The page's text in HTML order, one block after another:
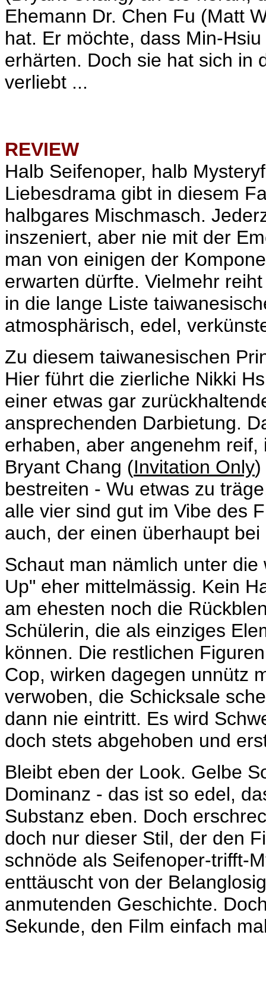
Ehemann Dr. Chen Fu (Matt
hat. Er möchte, dass Min-
erhärten. Doch sie hat sich in
verliebt ...
REVIEW
Halb Seifenoper, halb
Liebesdrama gibt in diesem
halbgares Mischmasch.
inszeniert, aber nie mit der
man von einigen der
erwarten dürfte. Vielmehr
in die lange Liste
atmosphärisch, edel,
Zu diesem taiwanesischen
Hier führt die zierliche Nikki
einer etwas gar
ansprechenden Darbietung.
erhaben, aber angenehm
Bryant Chang (Invitation Only)
bestreiten - Wu etwas zu
alle vier sind gut im Vibe des
auch, der einen überhaupt
Schaut man nämlich unter
Up" eher mittelmässig. Kein
am ehesten noch die
Schülerin, die als einziges
können. Die restlichen
Cop, wirken dagegen unnütz
verwoben, die Schicksale
dann nie eintritt. Es wird
doch stets abgehoben und
Bleibt eben der Look. Gelbe
Dominanz - das ist so edel,
Substanz eben. Doch
doch nur dieser Stil, der den
schnöde als Seifenoper-trifft-
enttäuscht von der
anmutenden Geschichte.
Sekunde, den Film einfach